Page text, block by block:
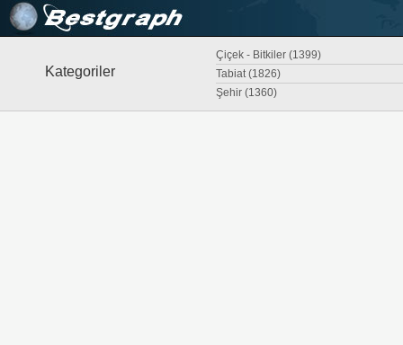
Kategoriler
Çiçek - Bitkiler (1399)
Tabiat (1826)
Şehir (1360)